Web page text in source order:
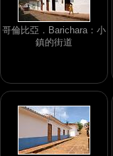
哥倫比亞．Barichara：小
鎮的街道